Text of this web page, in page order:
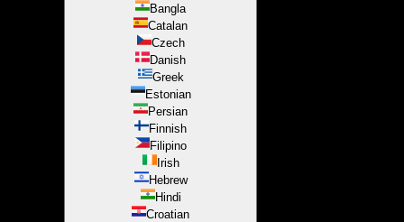
Bangla
Catalan
Czech
Danish
Greek
Estonian
Persian
Finnish
Filipino
Irish
Hebrew
Hindi
Croatian